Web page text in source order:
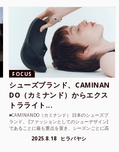
FOCUS
シューズブランド、CAMINAN
DO（カミナンド）からエクス
トラライト...
■CAMINANDO（カミナンド） 日本のシューズブ
ランド。 [ファッションとしてのシューデザイン]
であることに最も重点を置き、シーズンごとに高
2025.8.18 ヒラバヤシ